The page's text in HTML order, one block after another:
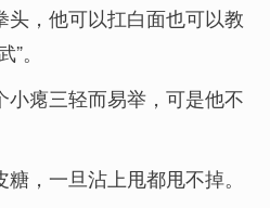
头，他可以扛白面也可以教
。
小瘪三轻而易举，可是他不
，一旦沾上甩都甩不掉。